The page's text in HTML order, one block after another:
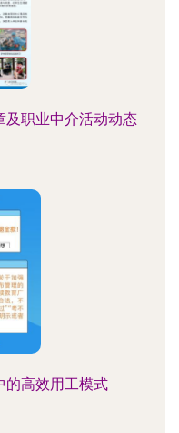
及职业中介活动动态
的高效用工模式